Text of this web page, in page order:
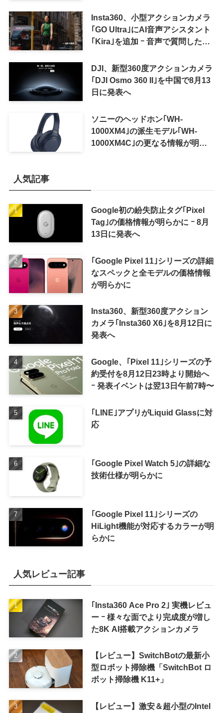
Insta360、小型アクションカメラ
｢GO Ultra｣にAI音声アシスタント
｢Kira｣を追加 ｰ 音声で質問した
可能に
DJI、新型360度アクションカメラ
｢DJI Osmo 360 II｣を中国で8月13
日に発表へ
ソニーのヘッドホン｢WH-
1000XM4｣の派生モデル｢WH-
1000XM4C｣の更なる情報が明ら
人気記事
Google初の紛失防止タグ｢Pixel
Tag｣の価格情報が明らかに ｰ 8月
13日に発表へ
｢Google Pixel 11｣シリーズの詳細
なスペックと全モデルの価格情報
が明らかに
Insta360、新型360度アクション
カメラ｢Insta360 X6｣を8月12日に
発表へ
Google、｢Pixel 11｣シリーズの予
約受付を8月12日23時より開始へ
ｰ 発表イベントは翌13日午前7時〜
｢LINE｣アプリがLiquid Glassに対
応
｢Google Pixel Watch 5｣の詳細な
技術仕様が明らかに
｢Google Pixel 11｣シリーズの
HiLight機能が対応するカラーが明
らかに
人気レビュー記事
｢Insta360 Ace Pro 2｣ 実機レビュ
ー ｰ 様々な面でより完成度が増し
た8K AI搭載アクションカメラ
【レビュー】SwitchBotの最新小
型ロボット掃除機「SwitchBot ロ
ボット掃除機 K11+」
【レビュー】激安＆超小型のIntel